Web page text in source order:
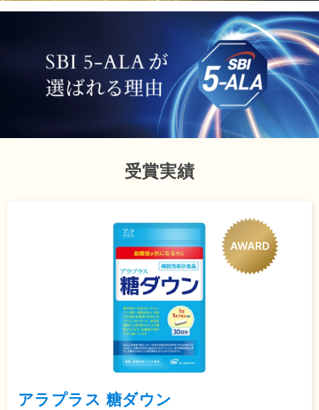
糖ダウン（30粒／30日分）
アラプラス ロンジェビティ
プレミアム5-ALA50（30日
¥5,800税込
糖ダウン アラシア（30粒／
5
エイジングケア
SBI BEST NMN（60粒／30
日分）
¥10,800
アラプラス スキンケアシリ
エッセンシャルローション
(150mL／約２ヶ月分)
¥6,000税込
受賞実績
アラプラス 糖ダウン